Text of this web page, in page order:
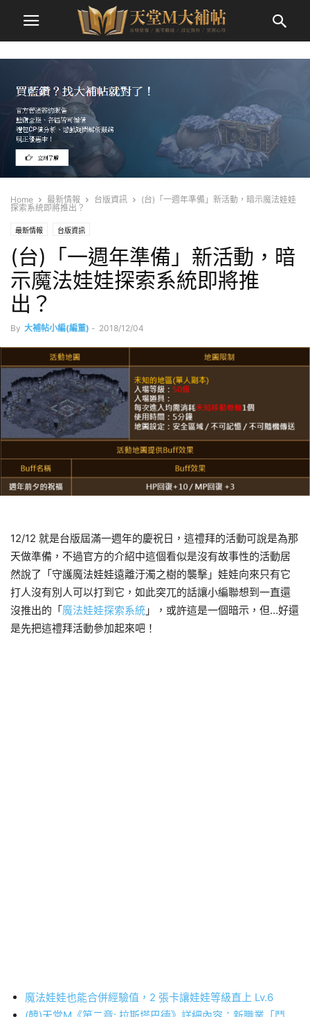
Home 最新情報 台版資訊
(台)「一週年準備」新活動，暗示魔法娃娃
探索系統即將推出？
最新情報 台版資訊
(台)「一週年準備」新活動，暗
示魔法娃娃探索系統即將推
出？
By 大補帖小編(編董) - 2018/12/04
12/12 就是台版屆滿一週年的慶祝日，這禮拜的活動可說是為那
天做準備，不過官方的介紹中這個看似是沒有故事性的活動居
然說了「守護魔法娃娃遠離汙濁之樹的襲擊」娃娃向來只有它
打人沒有別人可以打到它，如此突兀的話讓小編聯想到一直還
沒推出的「 魔法娃娃探索系統 」，或許這是一個暗示，但…好還
是先把這禮拜活動參加起來吧！
魔法娃娃也能合併經驗值，2 張卡讓娃娃等級直上 Lv.6